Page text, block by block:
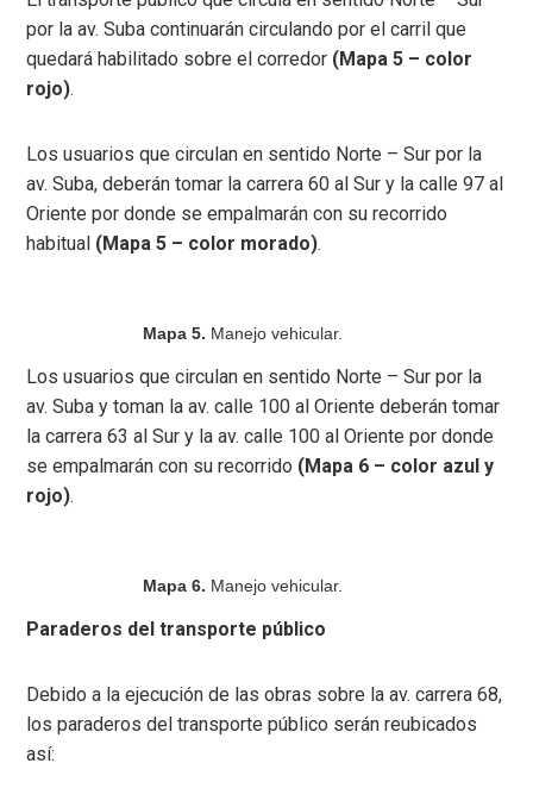
por la av. Suba continuarán circulando por el carril que
quedará habilitado sobre el corredor (Mapa 5 – color
rojo).
Los usuarios que circulan en sentido Norte – Sur por la
av. Suba, deberán tomar la carrera 60 al Sur y la calle 97 al
Oriente por donde se empalmarán con su recorrido
habitual (Mapa 5 – color morado).
Mapa 5. Manejo vehicular.
Los usuarios que circulan en sentido Norte – Sur por la
av. Suba y toman la av. calle 100 al Oriente deberán tomar
la carrera 63 al Sur y la av. calle 100 al Oriente por donde
se empalmarán con su recorrido (Mapa 6 – color azul y
rojo).
Mapa 6. Manejo vehicular.
Paraderos del transporte público
Debido a la ejecución de las obras sobre la av. carrera 68,
los paraderos del transporte público serán reubicados
así: